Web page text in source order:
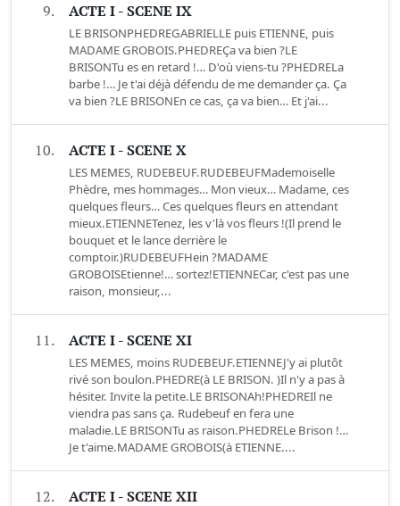
9. ACTE I - SCENE IX
LE BRISONPHEDREGABRIELLE puis ETIENNE, puis
MADAME GROBOIS.PHEDREÇa va bien ?LE
BRISONTu es en retard !… D'où viens-tu ?PHEDRELa
barbe !… Je t'ai déjà défendu de me demander ça. Ça
va bien ?LE BRISONEn ce cas, ça va bien… Et j'ai...
10. ACTE I - SCENE X
LES MEMES, RUDEBEUF.RUDEBEUFMademoiselle
Phèdre, mes hommages… Mon vieux… Madame, ces
quelques fleurs… Ces quelques fleurs en attendant
mieux.ETIENNETenez, les v'là vos fleurs !(Il prend le
bouquet et le lance derrière le
comptoir.)RUDEBEUFHein ?MADAME
GROBOISEtienne!… sortez!ETIENNECar, c'est pas une
raison, monsieur,...
11. ACTE I - SCENE XI
LES MEMES, moins RUDEBEUF.ETIENNEJ'y ai plutôt
rivé son boulon.PHEDRE(à LE BRISON. )Il n'y a pas à
hésiter. Invite la petite.LE BRISONAh!PHEDREIl ne
viendra pas sans ça. Rudebeuf en fera une
maladie.LE BRISONTu as raison.PHEDRELe Brison !…
Je t'aime.MADAME GROBOIS(à ETIENNE....
12. ACTE I - SCENE XII